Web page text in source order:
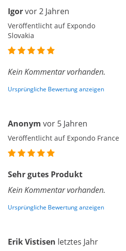
Igorvor 2 Jahren
Veröffentlicht auf Expondo
Slovakia
Kein Kommentar vorhanden.
Ursprüngliche Bewertung anzeigen
Anonym vor 5 Jahren
Veröffentlicht auf Expondo France
Sehr gutes Produkt
Kein Kommentar vorhanden.
Ursprüngliche Bewertung anzeigen
Erik Vistisen letztes Jahr